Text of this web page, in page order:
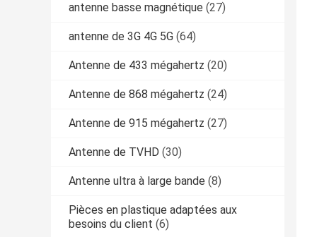
antenne basse magnétique (27)
antenne de 3G 4G 5G (64)
Antenne de 433 mégahertz (20)
Antenne de 868 mégahertz (24)
Antenne de 915 mégahertz (27)
Antenne de TVHD (30)
Antenne ultra à large bande (8)
Pièces en plastique adaptées aux
besoins du client (6)